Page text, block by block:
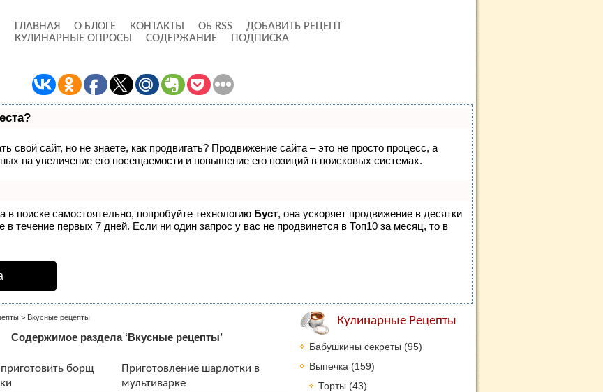
ГЛАВНАЯ О БЛОГЕ КОНТАКТЫ ОБ RSS
ДОБАВИТЬ РЕЦЕПТ
КУЛИНАРНЫЕ ОПРОСЫ
СОДЕРЖАНИЕ ПОДПИСКА
свой сайт, но не знаете, как продвигать? Продвижение сайта – это не просто процесс, а
на увеличение его посещаемости и повышение его позиций в поисковых системах.
поиске самостоятельно, попробуйте технологию Буст, она ускоряет продвижение в десятки
течение первых 7 дней. Если ни один запрос у вас не продвинется в Топ10 за месяц, то в
> Вкусные рецепты
Содержимое раздела ‘Вкусные рецепты’
приготовить борщ
Приготовление шарлотки в
мультиварке
Кулинарные Рецепты
Бабушкины секреты (95)
Выпечка (159)
Торты (43)